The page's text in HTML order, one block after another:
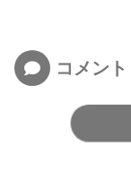
コメント